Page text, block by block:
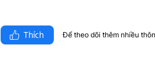
Thích Để theo dõi thêm nhiều